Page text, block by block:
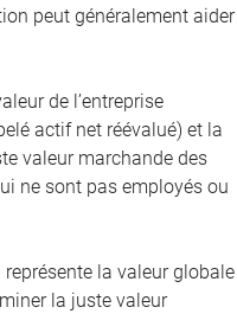
peut généralement aider
de l’entreprise
actif net réévalué) et la
valeur marchande des
ne sont pas employés ou
la valeur globale
la juste valeur